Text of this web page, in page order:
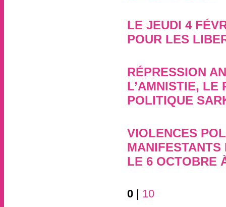
LE JEUDI 4
POUR LES
RÉPRESSION
L’AMNISTIE, LE
POLITIQUE
VIOLENCES
LE 6 OCTOBRE
0| 10